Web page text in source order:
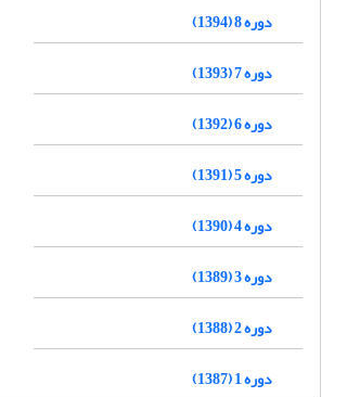
دوره 8 (1394)
دوره 7 (1393)
دوره 6 (1392)
دوره 5 (1391)
دوره 4 (1390)
دوره 3 (1389)
دوره 2 (1388)
دوره 1 (1387)